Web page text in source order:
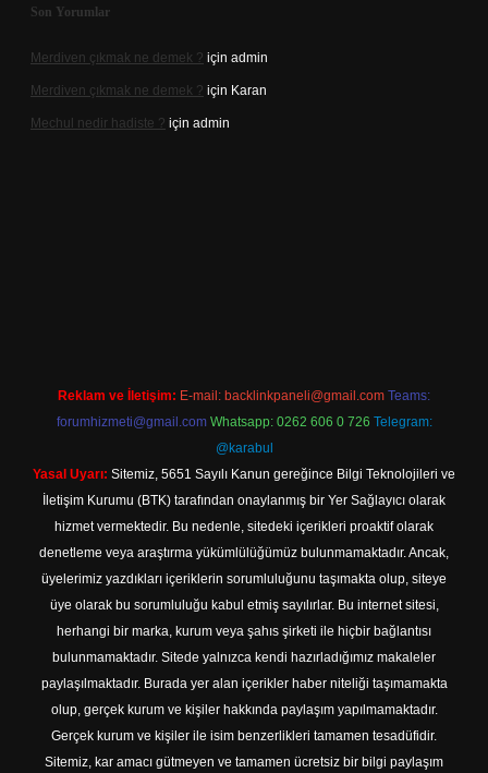
Son Yorumlar
Merdiven çıkmak ne demek ? için admin
Merdiven çıkmak ne demek ? için Karan
Mechul nedir hadiste ? için admin
Reklam ve İletişim: E-mail: backlinkpaneli@gmail.com Teams:
forumhizmeti@gmail.com Whatsapp: 0262 606 0 726 Telegram:
@karabul
Yasal Uyarı: Sitemiz, 5651 Sayılı Kanun gereğince Bilgi Teknolojileri ve
İletişim Kurumu (BTK) tarafından onaylanmış bir Yer Sağlayıcı olarak
hizmet vermektedir. Bu nedenle, sitedeki içerikleri proaktif olarak
denetleme veya araştırma yükümlülüğümüz bulunmamaktadır. Ancak,
üyelerimiz yazdıkları içeriklerin sorumluluğunu taşımakta olup, siteye
üye olarak bu sorumluluğu kabul etmiş sayılırlar. Bu internet sitesi,
herhangi bir marka, kurum veya şahıs şirketi ile hiçbir bağlantısı
bulunmamaktadır. Sitede yalnızca kendi hazırladığımız makaleler
paylaşılmaktadır. Burada yer alan içerikler haber niteliği taşımamakta
olup, gerçek kurum ve kişiler hakkında paylaşım yapılmamaktadır.
Gerçek kurum ve kişiler ile isim benzerlikleri tamamen tesadüfidir.
Sitemiz, kar amacı gütmeyen ve tamamen ücretsiz bir bilgi paylaşım